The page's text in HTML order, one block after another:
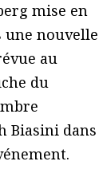
mise en
une nouvelle
au
du
Biasini dans